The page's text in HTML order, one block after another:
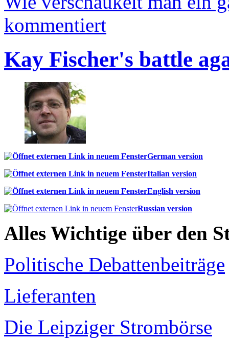
kommentiert
Kay Fischer's battle
German version
Italian version
English version
Russian version
Alles Wichtige über den
Politische Debattenbeiträge
Lieferanten
Die Leipziger Strombörse